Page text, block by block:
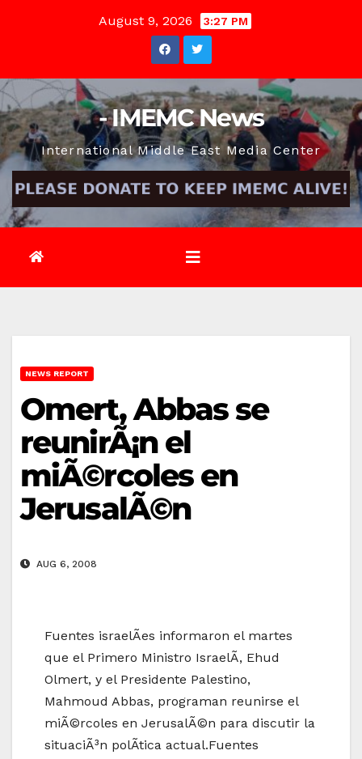
August 9, 2026 3:27 PM
- IMEMC News
International Middle East Media Center
NEWS REPORT
Omert, Abbas se
reunirÃ¡n el
miÃ©rcoles en
JerusalÃ©n
AUG 6, 2008
Fuentes israelÃ­es informaron el martes
que el Primero Ministro IsraelÃ­, Ehud
Olmert, y el Presidente Palestino,
Mahmoud Abbas, programan reunirse el
miÃ©rcoles en JerusalÃ©n para discutir la
situaciÃ³n polÃ­tica actual.Fuentes